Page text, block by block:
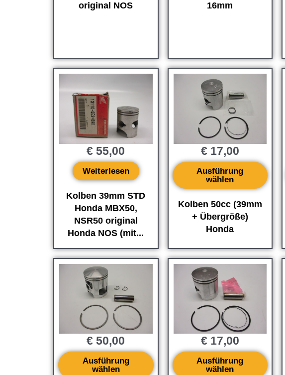
original NOS
16mm
Kolben 39mm STD
Honda MBX50,
NSR50 original
Honda NOS (mit...
€ 55,00
Weiterlesen
Kolben 50cc (39mm
+ Übergröße)
Honda
€17,00
Ausführung
wählen
€ 50,00
Ausführung
wählen
€17,00
Ausführung
wählen